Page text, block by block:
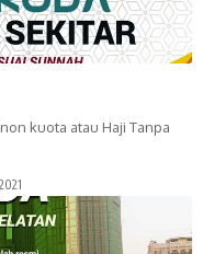
kuota atau Haji Tanpa